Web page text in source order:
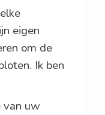
eigen
om de
Ik ben
van uw